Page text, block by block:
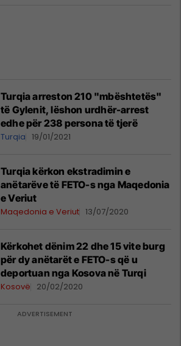
Turqia arreston 210 "mbështetës"
të Gylenit, lëshon urdhër-arrest
edhe për 238 persona të tjerë
Turqia 19/01/2021
Turqia kërkon ekstradimin e
anëtarëve të FETO-s nga Maqedonia
e Veriut
Maqedonia e Veriut 13/07/2020
Kërkohet dënim 22 dhe 15 vite burg
për dy anëtarët e FETO-s që u
deportuan nga Kosova në Turqi
Kosovë 20/02/2020